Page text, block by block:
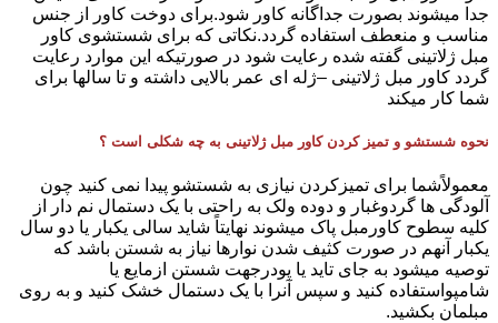
جدا میشوند بصورت جداگانه کاور شود.برای دوخت کاور از جنس
مناسب و منعطف استفاده گردد.نکاتی که برای شستشوی کاور
مبل ژلاتینی گفته شده رعایت شود در صورتیکه این موارد رعایت
گردد کاور مبل ژلاتینی –ژله ای عمر بالایی داشته و تا سالها برای
شما کار میکند
نحوه شستشو و تمیز کردن کاور مبل ژلاتینی به چه شکلی است ؟
معمولاًشما برای تمیزکردن نیازی به شستشو پیدا نمی کنید چون
آلودگی ها گردوغبار و دوده ولک به راحتی با یک دستمال نم دار از
کلیه سطوح کاورمبل پاک میشوند نهایتاً شاید سالی یکبار یا دو سال
یکبار آنهم در صورت کثیف شدن نوارها نیاز به شستن باشد که
توصیه میشود به جای تاید یا پودرجهت شستن ازمایع یا
شامپواستفاده کنید و سپس آنرا با یک دستمال خشک کنید و به روی
مبلمان بکشید.